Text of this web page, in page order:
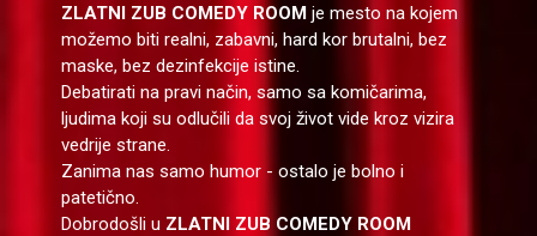
ZLATNI ZUB COMEDY ROOM je mesto na kojem
možemo biti realni, zabavni, hard kor brutalni, bez
maske, bez dezinfekcije istine.
Debatirati na pravi način, samo sa komičarima,
ljudima koji su odlučili da svoj život vide kroz vizira
vedrije strane.
Zanima nas samo humor - ostalo je bolno i
patetično.
Dobrodošli u ZLATNI ZUB COMEDY ROOM